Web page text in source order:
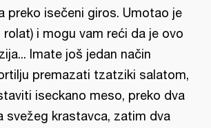
preko isečeni giros. Umotao je
i mogu vam reći da je ovo
Imate još jedan način
premazati tzatziki salatom,
iseckano meso, preko dva
svežeg krastavca, zatim dva